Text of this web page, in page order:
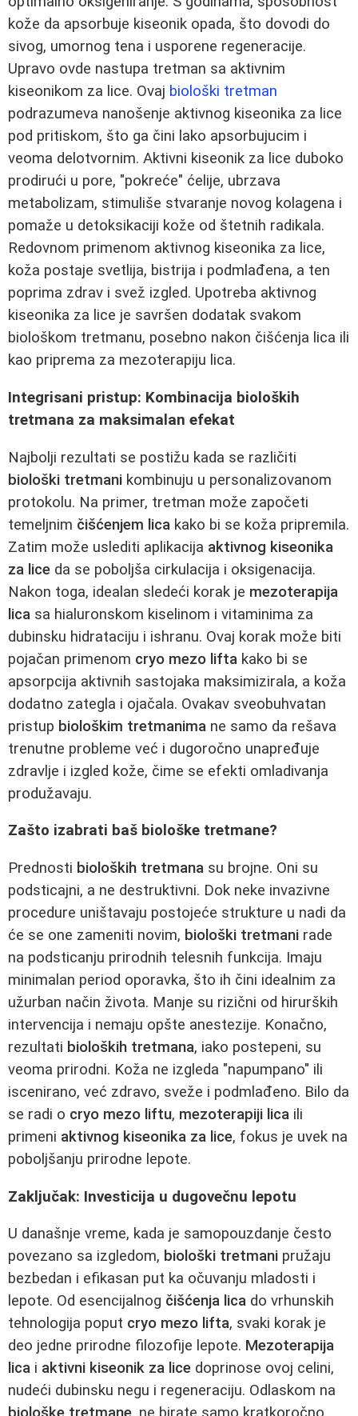
kože da apsorbuje kiseonik opada, što dovodi do
sivog, umornog tena i usporene regeneracije.
Upravo ovde nastupa tretman sa aktivnim
kiseonikom za lice. Ovaj biološki tretman
podrazumeva nanošenje aktivnog kiseonika za lice
pod pritiskom, što ga čini lako apsorbujucim i
veoma delotvornim. Aktivni kiseonik za lice duboko
prodirući u pore, "pokreće" ćelije, ubrzava
metabolizam, stimuliše stvaranje novog kolagena i
pomaže u detoksikaciji kože od štetnih radikala.
Redovnom primenom aktivnog kiseonika za lice,
koža postaje svetlija, bistrija i podmlađena, a ten
poprima zdrav i svež izgled. Upotreba aktivnog
kiseonika za lice je savršen dodatak svakom
biološkom tretmanu, posebno nakon čišćenja lica ili
kao priprema za mezoterapiju lica.
Integrisani pristup: Kombinacija bioloških
tretmana za maksimalan efekat
Najbolji rezultati se postižu kada se različiti
biološki tretmani kombinuju u personalizovanom
protokolu. Na primer, tretman može započeti
temeljnim čišćenjem lica kako bi se koža pripremila.
Zatim može uslediti aplikacija aktivnog kiseonika
za lice da se poboljša cirkulacija i oksigenacija.
Nakon toga, idealan sledeći korak je mezoterapija
lica sa hialuronskom kiselinom i vitaminima za
dubinsku hidrataciju i ishranu. Ovaj korak može biti
pojačan primenom cryo mezo lifta kako bi se
apsorpcija aktivnih sastojaka maksimizirala, a koža
dodatno zategla i ojačala. Ovakav sveobuhvatan
pristup biološkim tretmanima ne samo da rešava
trenutne probleme već i dugoročno unapređuje
zdravlje i izgled kože, čime se efekti omladivanja
produžavaju.
Zašto izabrati baš biološke tretmane?
Prednosti bioloških tretmana su brojne. Oni su
podsticajni, a ne destruktivni. Dok neke invazivne
procedure uništavaju postojeće strukture u nadi da
će se one zameniti novim, biološki tretmani rade
na podsticanju prirodnih telesnih funkcija. Imaju
minimalan period oporavka, što ih čini idealnim za
užurban način života. Manje su rizični od hirurških
intervencija i nemaju opšte anestezije. Konačno,
rezultati bioloških tretmana, iako postepeni, su
veoma prirodni. Koža ne izgleda "napumpano" ili
iscenirano, već zdravo, sveže i podmlađeno. Bilo da
se radi o cryo mezo liftu, mezoterapiji lica ili
primeni aktivnog kiseonika za lice, fokus je uvek na
poboljšanju prirodne lepote.
Zaključak: Investicija u dugovečnu lepotu
U današnje vreme, kada je samopouzdanje često
povezano sa izgledom, biološki tretmani pružaju
bezbedan i efikasan put ka očuvanju mladosti i
lepote. Od esencijalnog čišćenja lica do vrhunskih
tehnologija poput cryo mezo lifta, svaki korak je
deo jedne prirodne filozofije lepote. Mezoterapija
lica i aktivni kiseonik za lice doprinose ovoj celini,
nudeći dubinsku negu i regeneraciju. Odlaskom na